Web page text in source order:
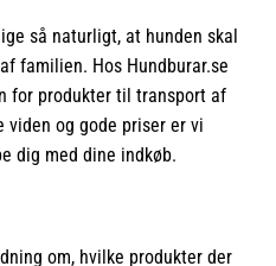
så naturligt, at hunden skal
familien. Hos Hundburar.se
for produkter til transport af
viden og gode priser er vi
dig med dine indkøb.
om, hvilke produkter der